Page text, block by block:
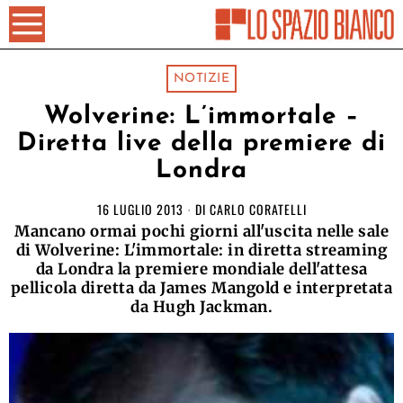
NOTIZIE
Wolverine: L’immortale –
Diretta live della premiere di
Londra
16 LUGLIO 2013 DI CARLO CORATELLI
Mancano ormai pochi giorni all'uscita nelle sale
di Wolverine: L'immortale: in diretta streaming
da Londra la premiere mondiale dell'attesa
pellicola diretta da James Mangold e interpretata
da Hugh Jackman.